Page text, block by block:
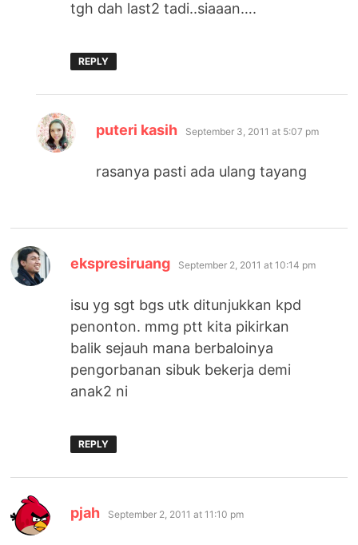
tgh dah last2 tadi..siaaan….
REPLY
puteri kasih says:
September 3, 2011 at 5:07 pm
rasanya pasti ada ulang tayang
ekspresiruang says:
September 2, 2011 at 10:14 pm
isu yg sgt bgs utk ditunjukkan kpd
penonton. mmg ptt kita pikirkan
balik sejauh mana berbaloinya
pengorbanan sibuk bekerja demi
anak2 ni
REPLY
pjah says:
September 2, 2011 at 11:10 pm